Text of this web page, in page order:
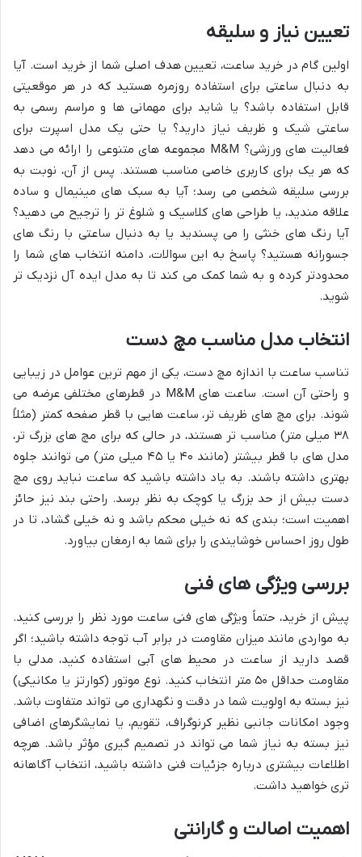
تعیین نیاز و سلیقه
اولین گام در خرید ساعت، تعیین هدف اصلی شما از خرید است. آیا
به دنبال ساعتی برای استفاده روزمره هستید که در هر موقعیتی
قابل استفاده باشد؟ یا شاید برای مهمانی ها و مراسم رسمی به
ساعتی شیک و ظریف نیاز دارید؟ یا حتی یک مدل اسپرت برای
فعالیت های ورزشی؟ M&M مجموعه های متنوعی را ارائه می دهد
که هر یک برای کاربری خاصی مناسب هستند. پس از آن، نوبت به
بررسی سلیقه شخصی می رسد؛ آیا به سبک های مینیمال و ساده
علاقه مندید، یا طراحی های کلاسیک و شلوغ تر را ترجیح می دهید؟
آیا رنگ های خنثی را می پسندید یا به دنبال ساعتی با رنگ های
جسورانه هستید؟ پاسخ به این سوالات، دامنه انتخاب های شما را
محدودتر کرده و به شما کمک می کند تا به مدل ایده آل نزدیک تر
شوید.
انتخاب مدل مناسب مچ دست
تناسب ساعت با اندازه مچ دست، یکی از مهم ترین عوامل در زیبایی
و راحتی آن است. ساعت های M&M در قطرهای مختلفی عرضه می
شوند. برای مچ های ظریف تر، ساعت هایی با قطر صفحه کمتر (مثلاً
۳۸ میلی متر) مناسب تر هستند، در حالی که برای مچ های بزرگ تر،
مدل های با قطر بیشتر (مانند ۴۰ یا ۴۵ میلی متر) می توانند جلوه
بهتری داشته باشند. به یاد داشته باشید که ساعت نباید روی مچ
دست بیش از حد بزرگ یا کوچک به نظر برسد. راحتی بند نیز حائز
اهمیت است؛ بندی که نه خیلی محکم باشد و نه خیلی گشاد، تا در
طول روز احساس خوشایندی را برای شما به ارمغان بیاورد.
بررسی ویژگی های فنی
پیش از خرید، حتماً ویژگی های فنی ساعت مورد نظر را بررسی کنید.
به مواردی مانند میزان مقاومت در برابر آب توجه داشته باشید؛ اگر
قصد دارید از ساعت در محیط های آبی استفاده کنید، مدلی با
مقاومت حداقل ۵۰ متر انتخاب کنید. نوع موتور (کوارتز یا مکانیکی)
نیز بسته به اولویت شما در دقت و نگهداری می تواند متفاوت باشد.
وجود امکانات جانبی نظیر کرنوگراف، تقویم، یا نمایشگرهای اضافی
نیز بسته به نیاز شما می تواند در تصمیم گیری مؤثر باشد. هرچه
اطلاعات بیشتری درباره جزئیات فنی داشته باشید، انتخاب آگاهانه
تری خواهید داشت.
اهمیت اصالت و گارانتی